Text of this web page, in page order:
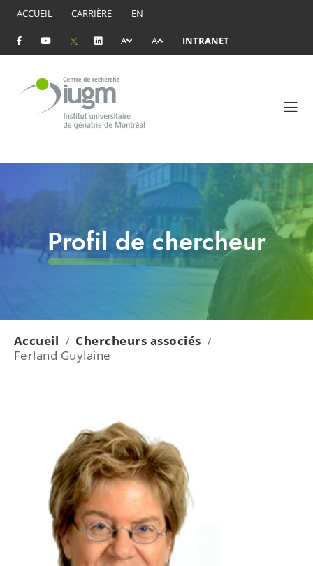
ACCUEIL CARRIÈRE EN
A A INTRANET
Profil de chercheur
Accueil / Chercheurs associés /
Ferland Guylaine